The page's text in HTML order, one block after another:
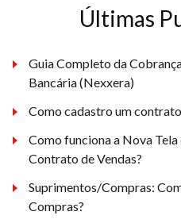
Últimas
Guia Completo da
Bancária (Nexxera)
Como cadastro um
Como funciona a Nova
Contrato de Vendas?
Suprimentos/Compras:
Compras?